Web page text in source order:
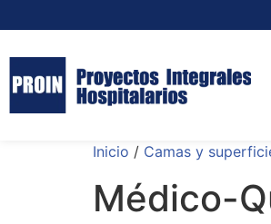
Inicio / Camas y
Médico-